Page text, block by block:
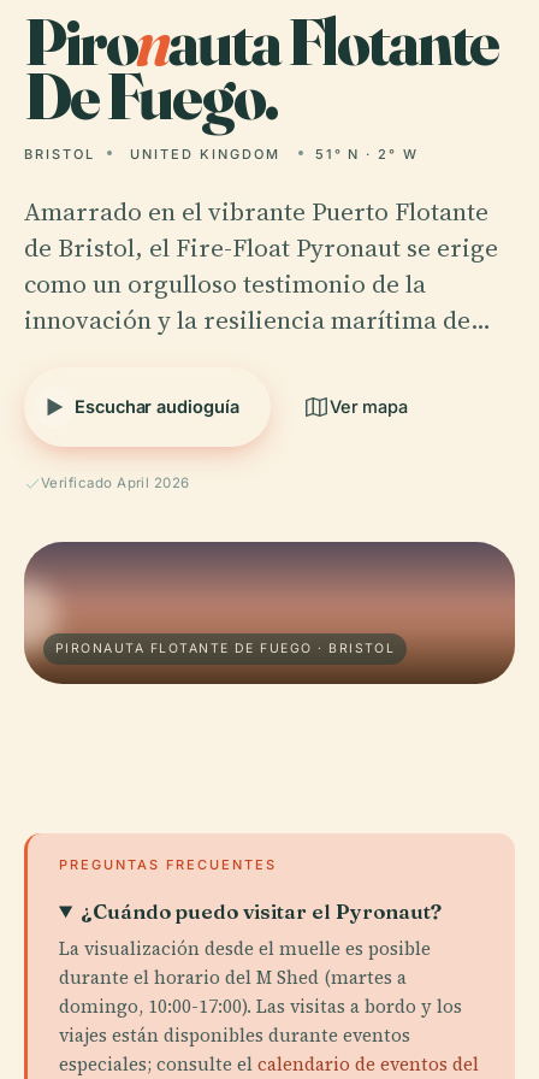
Pironauta Flotante
De Fuego.
BRISTOL UNITED KINGDOM 51° N · 2° W
Amarrado en el vibrante Puerto Flotante
de Bristol, el Fire-Float Pyronaut se erige
como un orgulloso testimonio de la
innovación y la resiliencia marítima de…
Escuchar audioguía Ver mapa
Verificado April 2026
PIRONAUTA FLOTANTE DE FUEGO · BRISTOL
PREGUNTAS FRECUENTES
¿Cuándo puedo visitar el Pyronaut?
La visualización desde el muelle es posible
durante el horario del M Shed (martes a
domingo, 10:00-17:00). Las visitas a bordo y los
viajes están disponibles durante eventos
especiales; consulte elcalendario de eventos del